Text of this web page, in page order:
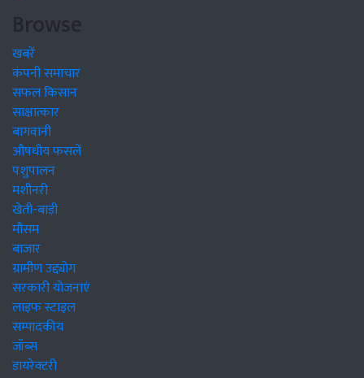
Browse
खबरें
कंपनी समाचार
सफल किसान
साक्षात्कार
बागवानी
औषधीय फसलें
पशुपालन
मशीनरी
खेती-बाड़ी
मौसम
बाजार
ग्रामीण उद्द्योग
सरकारी योजनाएं
लाइफ स्टाइल
सम्पादकीय
जॉब्स
डायरेक्टरी